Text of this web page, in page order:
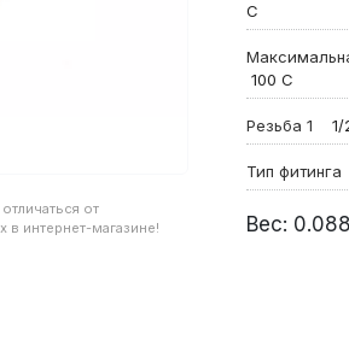
от
в интернет-магазине!
С
100 С
Резьба 1 1/
Тип фитинга
Вес: